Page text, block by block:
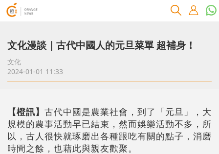
文化漫談｜古代中國人的元旦菜單 超補身！
文化
2024-01-01 11:33
【橙訊】 古代中國是農業社會，到了「元旦」，大
規模的農事活動早已結束，然而娛樂活動不多，所
以，古人很快就琢磨出各種跟吃有關的點子，消磨
時間之餘，也藉此與親友歡聚。